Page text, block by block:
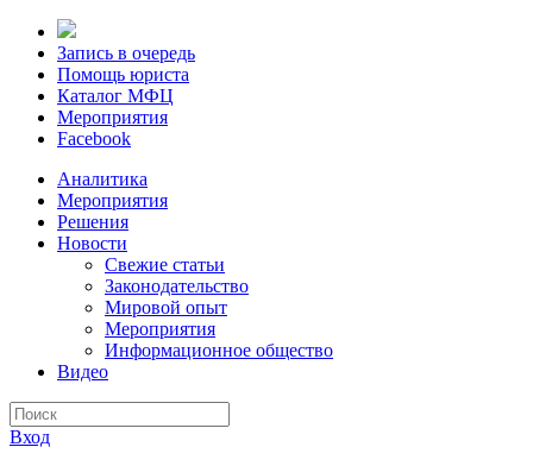
Запись в очередь
Помощь юриста
Каталог МФЦ
Мероприятия
Facebook
Аналитика
Мероприятия
Решения
Новости
Свежие статьи
Законодательство
Мировой опыт
Мероприятия
Информационное общество
Видео
Вход